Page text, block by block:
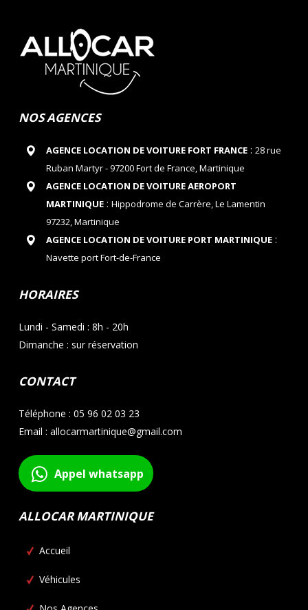
NOS AGENCES
AGENCE LOCATION DE VOITURE FORT FRANCE: 28 rue
Ruban Martyr - 97200 Fort de France, Martinique
AGENCE LOCATION DE VOITURE AEROPORT
MARTINIQUE: Hippodrome de Carrère, Le Lamentin
97232, Martinique
AGENCE LOCATION DE VOITURE PORT MARTINIQUE:
Navette port Fort-de-France
HORAIRES
Lundi - Samedi : 8h - 20h
Dimanche : sur réservation
CONTACT
Téléphone : 05 96 02 03 23
Email : allocarmartinique@gmail.com
Appel whatsapp
ALLOCAR MARTINIQUE
Accueil
Véhicules